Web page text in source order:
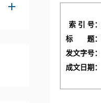
索 引 号：
标 题：
发文字号：
成文日期：